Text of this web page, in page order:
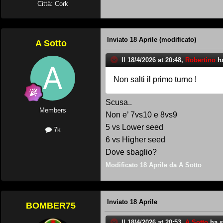
Città: Cork
A Sotto
Members
7k
Inviato 18 Aprile (modificato)
Il 18/4/2026 at 20:48, Robertino
Non salti il primo turno !
Scusa..
Non e’ 7vs10 e 8vs9
5 vs Lower seed
6 vs Higher seed
Dove sbaglio?
Modificato 18 Aprile da A Sotto
BOMBER75 Inviato 18 Aprile